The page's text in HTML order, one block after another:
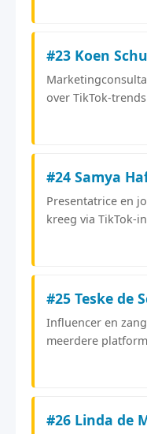
#23 Koen
over TikTok-
#24 Samya
Presentatrice en
kreeg via TikTok-
#25 Teske de
Influencer en
meerdere
#26 Linda de